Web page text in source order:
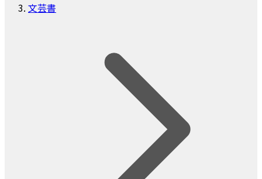
文芸書